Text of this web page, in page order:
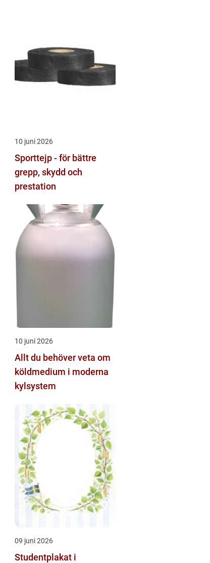
10 juni 2026
Sporttejp - för bättre
grepp, skydd och
prestation
10 juni 2026
Allt du behöver veta om
köldmedium i moderna
kylsystem
09 juni 2026
Studentplakat i